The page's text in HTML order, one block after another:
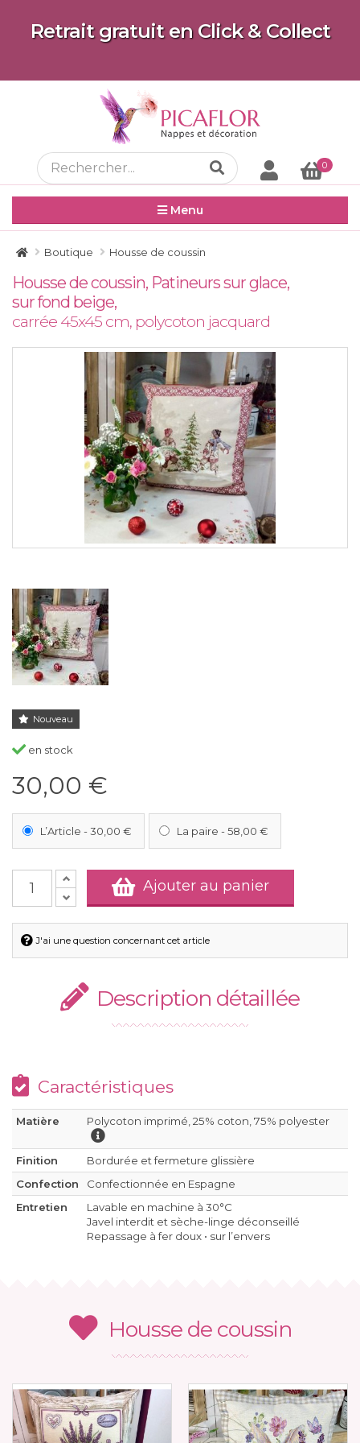
Retrait gratuit en Click & Collect
0
Menu
Boutique Housse de coussin
Housse de coussin, Patineurs sur glace,
sur fond beige,
carrée 45x45 cm, polycoton jacquard
Nouveau
en stock
30,00 €
L’Article -30,00 € La paire -58,00 €
Ajouter au panier
J'ai une question concernant cet article
Description détaillée
Caractéristiques
Matière Polycoton imprimé, 25% coton, 75% polyester
Finition
Bordurée et fermeture glissière
Confection
Confectionnée en Espagne
Entretien
Lavable en machine à 30°C
Javel interdit et sèche-linge déconseillé
Repassage à fer doux • sur l’envers
Housse de coussin